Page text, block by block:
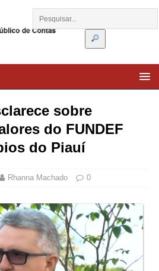
sobre
do FUNDEF
do Piauí
Rhanna Machado 0